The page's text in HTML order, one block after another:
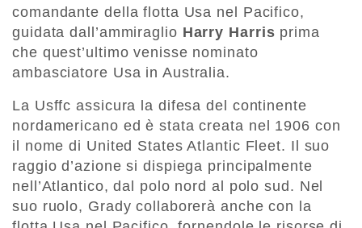
comandante della flotta Usa nel Pacifico,
guidata dall’ammiraglio Harry Harris prima
che quest’ultimo venisse nominato
ambasciatore Usa in Australia.
La Usffc assicura la difesa del continente
nordamericano ed è stata creata nel 1906 con
il nome di United States Atlantic Fleet. Il suo
raggio d’azione si dispiega principalmente
nell’Atlantico, dal polo nord al polo sud. Nel
suo ruolo, Grady collaborerà anche con la